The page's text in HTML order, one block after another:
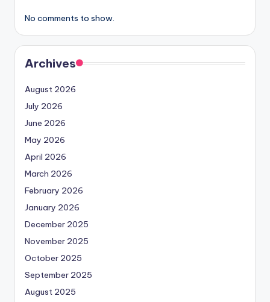
No comments to show.
Archives
August 2026
July 2026
June 2026
May 2026
April 2026
March 2026
February 2026
January 2026
December 2025
November 2025
October 2025
September 2025
August 2025